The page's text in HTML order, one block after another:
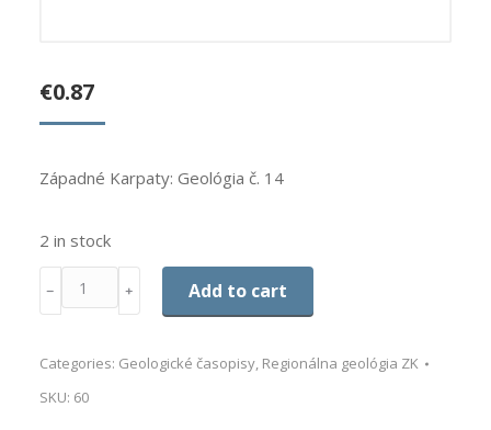
€0.87
Západné Karpaty: Geológia č. 14
2 in stock
Quantity
﹣ ﹢ Add to cart
Categories: Geologické časopisy, Regionálna geológia ZK
SKU: 60